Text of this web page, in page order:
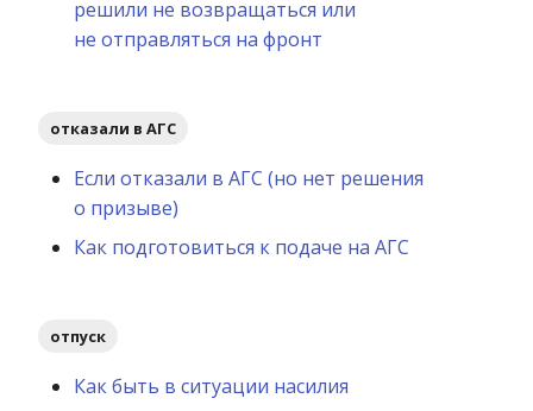
решили не возвращаться или
не отправляться на фронт
отказали в АГС
Если отказали в АГС (но нет решения
о призыве)
Как подготовиться к подаче на АГС
отпуск
Как быть в ситуации насилия